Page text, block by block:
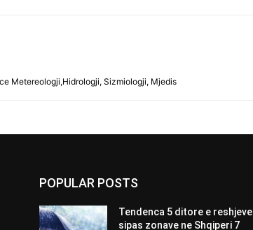
Metereologji,Hidrologji, Sizmiologji, Mjedis
POPULAR POSTS
Tendenca 5 ditore e reshjeve
sipas zonave ne Shqiperi 7